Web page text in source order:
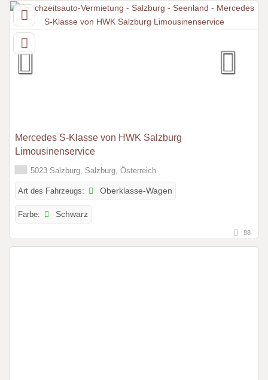
Mercedes S-Klasse von HWK Salzburg
Limousinenservice
5023 Salzburg, Salzburg, Österreich
Art des Fahrzeugs: Oberklasse-Wagen
Farbe: Schwarz
88